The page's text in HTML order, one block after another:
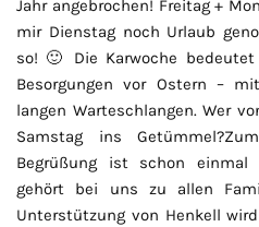
Jahr angebrochen! Freitag +
mir Dienstag noch Urlaub
so! 🙂 Die Karwoche
Besorgungen vor Ostern –
langen Warteschlangen. Wer
Samstag ins
Begrüßung ist schon einmal
gehört bei uns zu allen
Unterstützung von Henkell